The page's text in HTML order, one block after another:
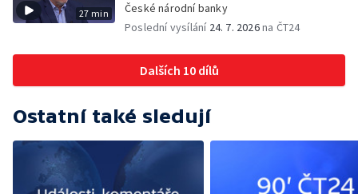
27 min
České národní banky
Poslední vysílání 24. 7. 2026na ČT24
Dalších 10 dílů
Ostatní také sledují